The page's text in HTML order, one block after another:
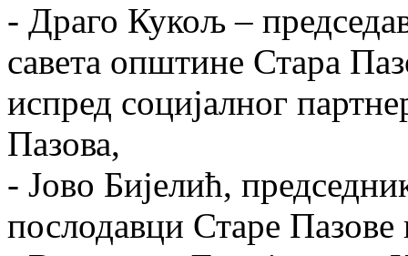
- Драго Кукољ –
савета општине Стара
испред социјалног
Пазова,
- Јово Бијелић,
послодавци Старе